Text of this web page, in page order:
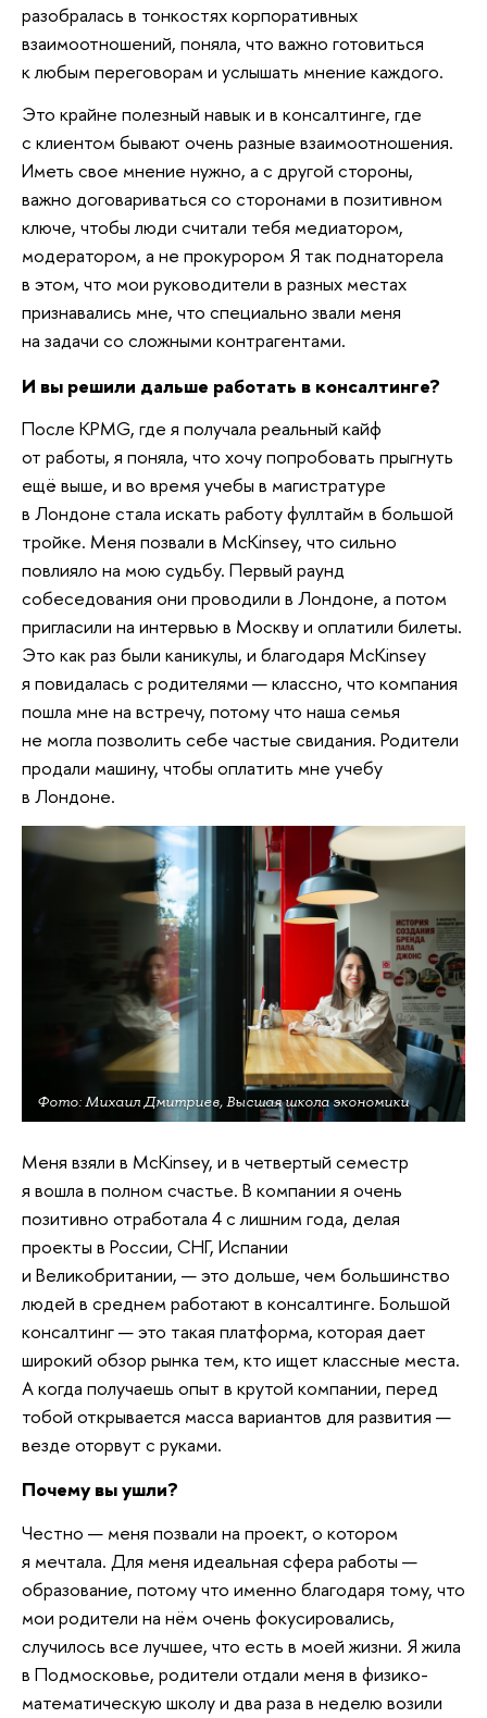
разобралась в тонкостях корпоративных
взаимоотношений, поняла, что важно готовиться
к любым переговорам и услышать мнение каждого.
Это крайне полезный навык и в консалтинге, где
с клиентом бывают очень разные взаимоотношения.
Иметь свое мнение нужно, а с другой стороны,
важно договариваться со сторонами в позитивном
ключе, чтобы люди считали тебя медиатором,
модератором, а не прокурором Я так поднаторела
в этом, что мои руководители в разных местах
признавались мне, что специально звали меня
на задачи со сложными контрагентами.
И вы решили дальше работать в консалтинге?
После KPMG, где я получала реальный кайф
от работы, я поняла, что хочу попробовать прыгнуть
ещё выше, и во время учебы в магистратуре
в Лондоне стала искать работу фуллтайм в большой
тройке. Меня позвали в McKinsey, что сильно
повлияло на мою судьбу. Первый раунд
собеседования они проводили в Лондоне, а потом
пригласили на интервью в Москву и оплатили билеты.
Это как раз были каникулы, и благодаря McKinsey
я повидалась с родителями — классно, что компания
пошла мне на встречу, потому что наша семья
не могла позволить себе частые свидания. Родители
продали машину, чтобы оплатить мне учебу
в Лондоне.
Фото: Михаил Дмитриев, Высшая школа экономики
Меня взяли в McKinsey, и в четвертый семестр
я вошла в полном счастье. В компании я очень
позитивно отработала 4 с лишним года, делая
проекты в России, СНГ, Испании
и Великобритании, — это дольше, чем большинство
людей в среднем работают в консалтинге. Большой
консалтинг — это такая платформа, которая дает
широкий обзор рынка тем, кто ищет классные места.
А когда получаешь опыт в крутой компании, перед
тобой открывается масса вариантов для развития —
везде оторвут с руками.
Почему вы ушли?
Честно — меня позвали на проект, о котором
я мечтала. Для меня идеальная сфера работы —
образование, потому что именно благодаря тому, что
мои родители на нём очень фокусировались,
случилось все лучшее, что есть в моей жизни. Я жила
в Подмосковье, родители отдали меня в физико-
математическую школу и два раза в неделю возили